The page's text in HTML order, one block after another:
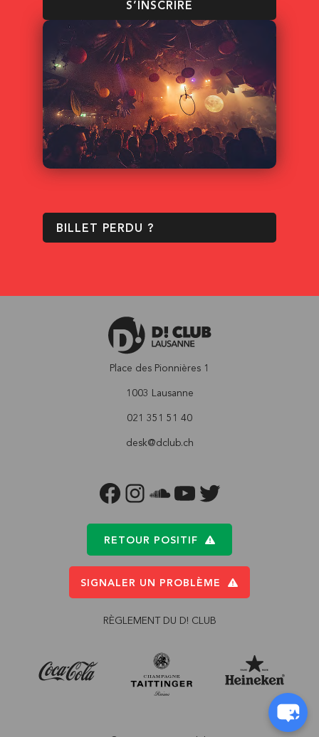
S’INSCRIRE
BILLET PERDU ?
Place des Pionnières 1
1003 Lausanne
021 351 51 40
desk@dclub.ch
FACEBOOKINSTAGRAM
SOUNDCLOUD
YOUTUBETWITTER
RETOUR POSITIF
SIGNALER UN PROBLÈME
RÈGLEMENT DU D! CLUB